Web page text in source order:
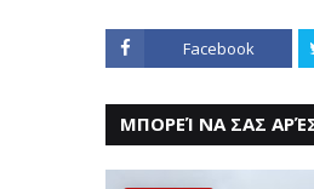
Facebook
ΜΠΟΡΕΊ ΝΑ ΣΑΣ